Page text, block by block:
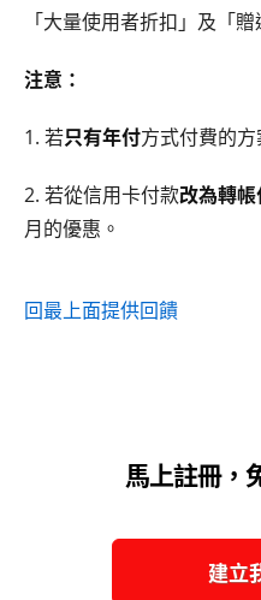
「大量使用者折扣」及「
注意：
1. 若只有年付方式付費的
2. 若從信用卡付款改為轉
月的優惠。
回最上面提供回饋
馬上註冊，
建立